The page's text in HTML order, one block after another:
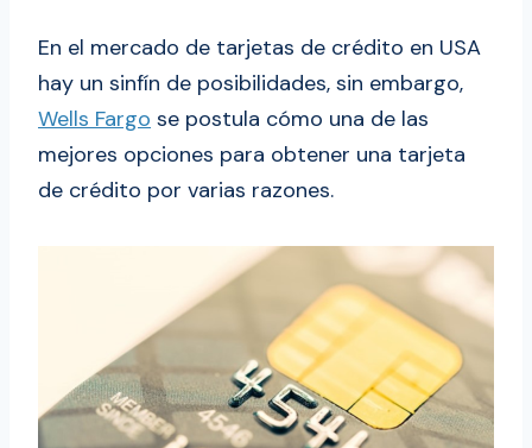
En el mercado de tarjetas de crédito en USA
hay un sinfín de posibilidades, sin embargo,
Wells Fargo se postula cómo una de las
mejores opciones para obtener una tarjeta
de crédito por varias razones.